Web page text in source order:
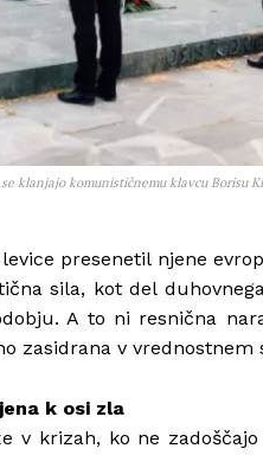
klanjajo komunističnemu klavcu Borisu
presenetil njene
sila, kot del
A to ni resnična
zasidrana v
k osi zla
v krizah, ko ne